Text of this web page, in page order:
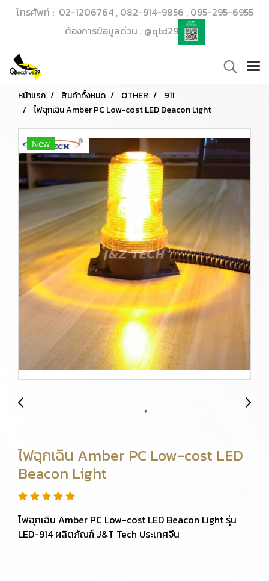
โทรศัพท์ : 02-1206764 , 082-914-9856 , 095-295-6955
ต้องการข้อมูลด่วน : @qtd29
หน้าแรก สินค้าทั้งหมด OTHER
911
ไฟฉุกเฉิน Amber PC Low-cost LED Beacon Light
New
ไฟฉุกเฉิน Amber PC Low-cost LED
Beacon Light
ไฟฉุกเฉิน Amber PC Low-cost LED Beacon Light รุ่น
LED-914 ผลิตภัณฑ์ J&T Tech ประเทศจีน